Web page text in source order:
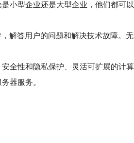
小型企业还是大型企业，他们都可
解答用户的问题和解决技术故障。
全性和隐私保护、灵活可扩展的计
器服务。